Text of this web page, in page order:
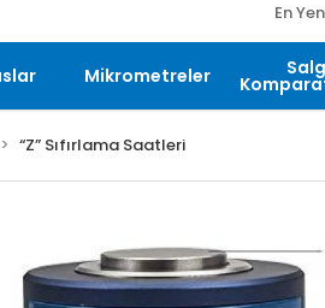
En
Mikrometreler
“Z” Sıfırlama Saatleri